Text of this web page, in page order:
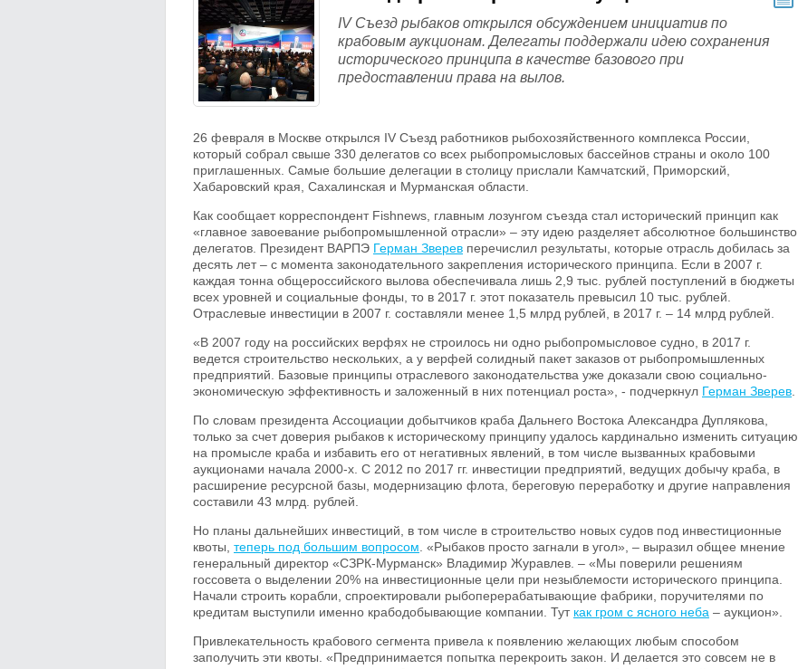
IV Съезд рыбаков открылся обсуждением инициатив по
крабовым аукционам. Делегаты поддержали идею сохранения
исторического принципа в качестве базового при
предоставлении права на вылов.
26 февраля в Москве открылся IV Съезд работников рыбохозяйственного комплекса России,
который собрал свыше 330 делегатов со всех рыбопромысловых бассейнов страны и около 100
приглашенных. Самые большие делегации в столицу прислали Камчатский, Приморский,
Хабаровский края, Сахалинская и Мурманская области.
Как сообщает корреспондент Fishnews, главным лозунгом съезда стал исторический принцип как
«главное завоевание рыбопромышленной отрасли» – эту идею разделяет абсолютное большинство
делегатов. Президент ВАРПЭ Герман Зверев перечислил результаты, которые отрасль добилась за
десять лет – с момента законодательного закрепления исторического принципа. Если в 2007 г.
каждая тонна общероссийского вылова обеспечивала лишь 2,9 тыс. рублей поступлений в бюджеты
всех уровней и социальные фонды, то в 2017 г. этот показатель превысил 10 тыс. рублей.
Отраслевые инвестиции в 2007 г. составляли менее 1,5 млрд рублей, в 2017 г. – 14 млрд рублей.
«В 2007 году на российских верфях не строилось ни одно рыбопромысловое судно, в 2017 г.
ведется строительство нескольких, а у верфей солидный пакет заказов от рыбопромышленных
предприятий. Базовые принципы отраслевого законодательства уже доказали свою социально-
экономическую эффективность и заложенный в них потенциал роста», - подчеркнул Герман Зверев
По словам президента Ассоциации добытчиков краба Дальнего Востока Александра Дуплякова,
только за счет доверия рыбаков к историческому принципу удалось кардинально изменить ситуацию
на промысле краба и избавить его от негативных явлений, в том числе вызванных крабовыми
аукционами начала 2000-х. С 2012 по 2017 гг. инвестиции предприятий, ведущих добычу краба, в
расширение ресурсной базы, модернизацию флота, береговую переработку и другие направления
составили 43 млрд. рублей.
Но планы дальнейших инвестиций, в том числе в строительство новых судов под инвестиционные
квоты, теперь под большим вопросом . «Рыбаков просто загнали в угол», – выразил общее мнение
генеральный директор «СЗРК-Мурманск» Владимир Журавлев. – «Мы поверили решениям
госсовета о выделении 20% на инвестиционные цели при незыблемости исторического принципа.
Начали строить корабли, спроектировали рыбоперерабатывающие фабрики, поручителями по
кредитам выступили именно крабодобывающие компании. Тут как гром с ясного неба – аукцион».
Привлекательность крабового сегмента привела к появлению желающих любым способом
заполучить эти квоты. «Предпринимается попытка перекроить закон. И делается это совсем не в